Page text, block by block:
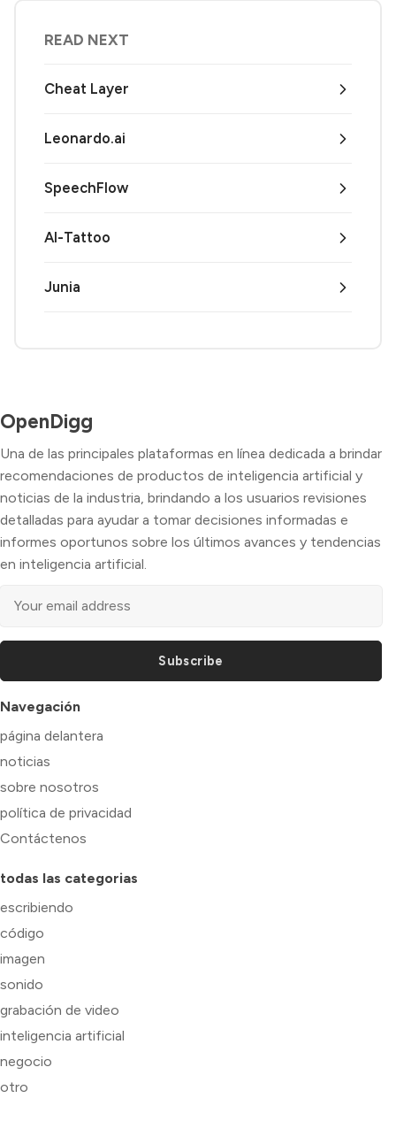
READ NEXT
Cheat Layer
Leonardo.ai
SpeechFlow
AI-Tattoo
Junia
OpenDigg
Una de las principales plataformas en línea dedicada a brindar
recomendaciones de productos de inteligencia artificial y
noticias de la industria, brindando a los usuarios revisiones
detalladas para ayudar a tomar decisiones informadas e
informes oportunos sobre los últimos avances y tendencias
en inteligencia artificial.
Subscribe
Navegación
página delantera
noticias
sobre nosotros
política de privacidad
Contáctenos
todas las categorias
escribiendo
código
imagen
sonido
grabación de video
inteligencia artificial
negocio
otro